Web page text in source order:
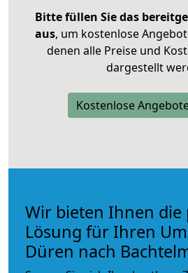
Bitte füllen Sie das
aus, um kostenlose
denen alle Preise und
dargestellt
Kostenlose
Wir bieten Ihnen die
Lösung für Ihren
Düren nach